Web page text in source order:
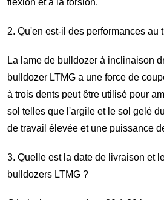
flexion et à la torsion.
2. Qu'en est-il des performances au
La lame de bulldozer à inclinaison
bulldozer LTMG a une force de
à trois dents peut être utilisé pour
sol telles que l'argile et le sol gelé
de travail élevée et une puissance
3. Quelle est la date de livraison et
bulldozers LTMG ?